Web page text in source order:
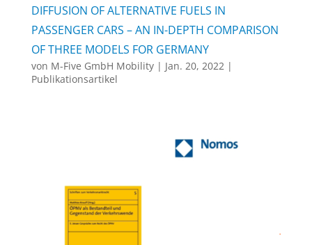
DIFFUSION OF ALTERNATIVE FUELS IN
PASSENGER CARS – AN IN-DEPTH COMPARISON
OF THREE MODELS FOR GERMANY
von M-Five GmbH Mobility| Jan. 20, 2022|
Publikationsartikel